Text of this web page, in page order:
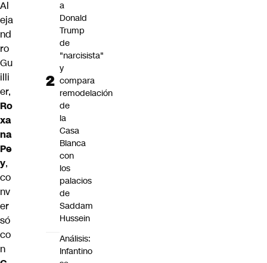
Al
eja
nd
ro
Gu
illi
er,
Ro
xa
na
Pe
y,
co
nv
er
só
co
n
a
Donald
Trump
de
"narcisista"
y
compara
remodelación
de
la
Casa
Blanca
con
los
palacios
de
Saddam
Hussein
Análisis:
Infantino